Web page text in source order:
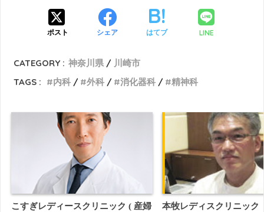
ポスト シェア はてブ LINE
CATEGORY : 神奈川県
川崎市
TAGS :
内科 外科 消化器科 精神科
こすぎレディースクリニック ( 産婦
本牧レディスクリニック